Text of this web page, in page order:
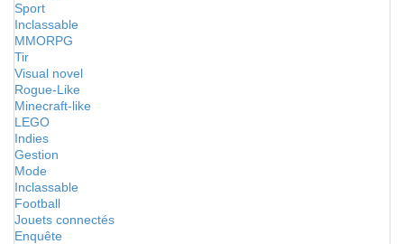
Sport
Inclassable
MMORPG
Tir
Visual novel
Rogue-Like
Minecraft-like
LEGO
Indies
Gestion
Mode
Inclassable
Football
Jouets connectés
Enquête